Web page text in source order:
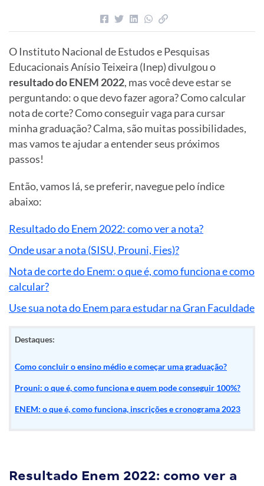
O Instituto Nacional de Estudos e Pesquisas
Educacionais Anísio Teixeira (Inep) divulgou o
resultado do ENEM 2022, mas você deve estar se
perguntando: o que devo fazer agora? Como calcular
nota de corte? Como conseguir vaga para cursar
minha graduação? Calma, são muitas possibilidades,
mas vamos te ajudar a entender seus próximos
passos!
Então, vamos lá, se preferir, navegue peloíndice
abaixo:
Resultado do Enem 2022: como ver a nota?
Onde usar a nota (SISU, Prouni, Fies)?
Nota de corte do Enem: o que é, como funciona e como
calcular?
Use sua nota do Enem para estudar na Gran Faculdade
Destaques:
Como concluir o ensino médio e começar uma graduação?
Prouni: o que é, como funciona e quem pode conseguir 100%?
ENEM: o que é, como funciona, inscrições e cronograma 2023
Resultado Enem 2022: como ver a